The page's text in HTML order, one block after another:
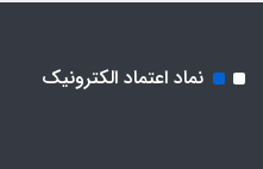
نماد اعتماد الکترونیک